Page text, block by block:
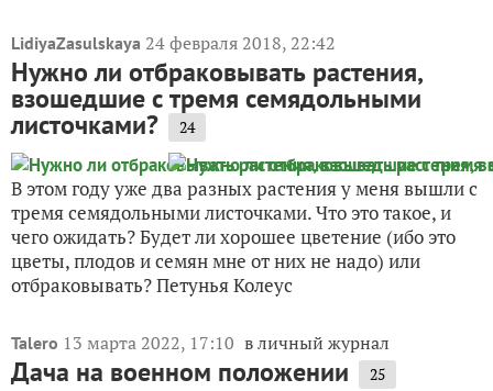
LidiyaZasulskaya 24 февраля 2018, 22:42
Нужно ли отбраковывать растения,
взошедшие с тремя семядольными
листочками? 24
В этом году уже два разных растения у меня вышли с
тремя семядольными листочками. Что это такое, и
чего ожидать? Будет ли хорошее цветение (ибо это
цветы, плодов и семян мне от них не надо) или
отбраковывать? Петунья Колеус
Talero 13 марта 2022, 17:10 в личный журнал
Дача на военном положении 25